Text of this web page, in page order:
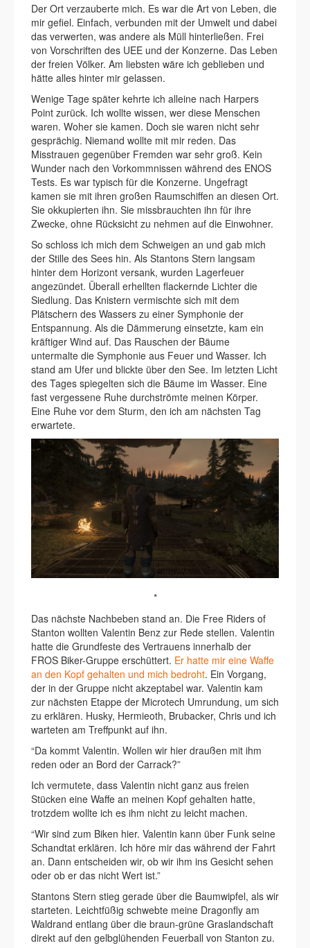
Der Ort verzauberte mich. Es war die Art von Leben, die
mir gefiel. Einfach, verbunden mit der Umwelt und dabei
das verwerten, was andere als Müll hinterließen. Frei
von Vorschriften des UEE und der Konzerne. Das Leben
der freien Völker. Am liebsten wäre ich geblieben und
hätte alles hinter mir gelassen.
Wenige Tage später kehrte ich alleine nach Harpers
Point zurück. Ich wollte wissen, wer diese Menschen
waren. Woher sie kamen. Doch sie waren nicht sehr
gesprächig. Niemand wollte mit mir reden. Das
Misstrauen gegenüber Fremden war sehr groß. Kein
Wunder nach den Vorkommnissen während des ENOS
Tests. Es war typisch für die Konzerne. Ungefragt
kamen sie mit ihren großen Raumschiffen an diesen Ort.
Sie okkupierten ihn. Sie missbrauchten ihn für ihre
Zwecke, ohne Rücksicht zu nehmen auf die Einwohner.
So schloss ich mich dem Schweigen an und gab mich
der Stille des Sees hin. Als Stantons Stern langsam
hinter dem Horizont versank, wurden Lagerfeuer
angezündet. Überall erhellten flackernde Lichter die
Siedlung. Das Knistern vermischte sich mit dem
Plätschern des Wassers zu einer Symphonie der
Entspannung. Als die Dämmerung einsetzte, kam ein
kräftiger Wind auf. Das Rauschen der Bäume
untermalte die Symphonie aus Feuer und Wasser. Ich
stand am Ufer und blickte über den See. Im letzten Licht
des Tages spiegelten sich die Bäume im Wasser. Eine
fast vergessene Ruhe durchströmte meinen Körper.
Eine Ruhe vor dem Sturm, den ich am nächsten Tag
erwartete.
*
Das nächste Nachbeben stand an. Die Free Riders of
Stanton wollten Valentin Benz zur Rede stellen. Valentin
hatte die Grundfeste des Vertrauens innerhalb der
FROS Biker-Gruppe erschüttert. Er hatte mir eine Waffe
an den Kopf gehalten und mich bedroht. Ein Vorgang,
der in der Gruppe nicht akzeptabel war. Valentin kam
zur nächsten Etappe der Microtech Umrundung, um sich
zu erklären. Husky, Hermieoth, Brubacker, Chris und ich
warteten am Treffpunkt auf ihn.
“Da kommt Valentin. Wollen wir hier draußen mit ihm
reden oder an Bord der Carrack?”
Ich vermutete, dass Valentin nicht ganz aus freien
Stücken eine Waffe an meinen Kopf gehalten hatte,
trotzdem wollte ich es ihm nicht zu leicht machen.
“Wir sind zum Biken hier. Valentin kann über Funk seine
Schandtat erklären. Ich höre mir das während der Fahrt
an. Dann entscheiden wir, ob wir ihm ins Gesicht sehen
oder ob er das nicht Wert ist.”
Stantons Stern stieg gerade über die Baumwipfel, als wir
starteten. Leichtfüßig schwebte meine Dragonfly am
Waldrand entlang über die braun-grüne Graslandschaft
direkt auf den gelbglühenden Feuerball von Stanton zu.